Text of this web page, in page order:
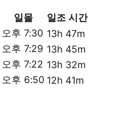
일몰
일조 시간
오후 7:30 13h 47m
오후 7:29 13h 45m
오후 7:22 13h 32m
오후 6:50 12h 41m